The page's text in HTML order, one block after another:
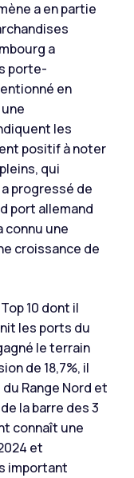
a en partie
a
porte-
en
les
positif à noter
qui
progressé de
port allemand
connu une
croissance de
10 dont il
les ports du
le terrain
de 18,7%, il
Range Nord et
la barre des 3
connaît une
et
important